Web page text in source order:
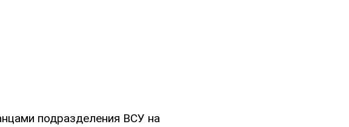
подразделения ВСУ на